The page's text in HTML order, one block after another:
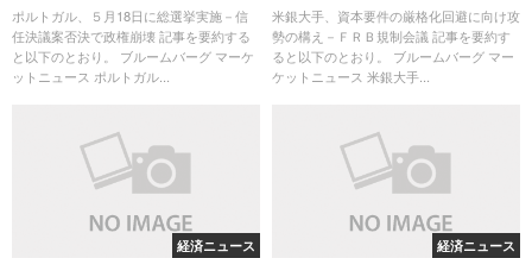
壊
ポルトガル、５月18日に総選挙実施－信
任決議案否決で政権崩壊 記事を要約する
と以下のとおり。 ブルームバーグ マーケ
ットニュース ポルトガル...
制会議
米銀大手、資本要件の厳格化回避に向け攻
勢の構え－ＦＲＢ規制会議 記事を要約す
ると以下のとおり。 ブルームバーグ マー
ケットニュース 米銀大手...
経済ニュース 経済ニュース